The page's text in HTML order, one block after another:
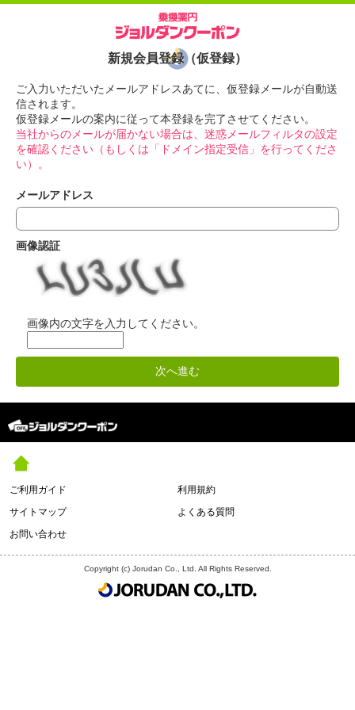
新規会員登録（仮登録）
ご入力いただいたメールアドレスあてに、仮登録メールが自動送
信されます。
仮登録メールの案内に従って本登録を完了させてください。
当社からのメールが届かない場合は、迷惑メールフィルタの設定
を確認ください（もしくは「ドメイン指定受信」を行ってくださ
い）。
メールアドレス
画像認証
画像内の文字を入力してください。
ご利用ガイド
利用規約
サイトマップ
よくある質問
お問い合わせ
Copyright (c) Jorudan Co., Ltd. All Rights Reserved.